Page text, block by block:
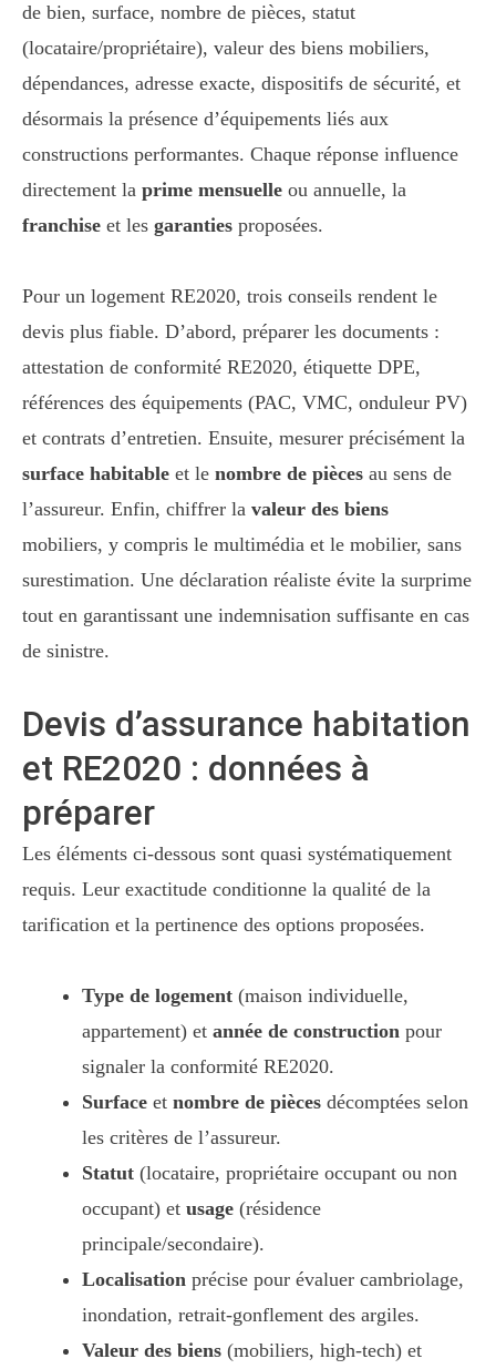
de bien, surface, nombre de pièces, statut
(locataire/propriétaire), valeur des biens mobiliers,
dépendances, adresse exacte, dispositifs de sécurité, et
désormais la présence d’équipements liés aux
constructions performantes. Chaque réponse influence
directement la prime mensuelle ou annuelle, la
franchise et les garanties proposées.
Pour un logement RE2020, trois conseils rendent le
devis plus fiable. D’abord, préparer les documents :
attestation de conformité RE2020, étiquette DPE,
références des équipements (PAC, VMC, onduleur PV)
et contrats d’entretien. Ensuite, mesurer précisément la
surface habitable et le nombre de pièces au sens de
l’assureur. Enfin, chiffrer la valeur des biens
mobiliers, y compris le multimédia et le mobilier, sans
surestimation. Une déclaration réaliste évite la surprime
tout en garantissant une indemnisation suffisante en cas
de sinistre.
Devis d’assurance habitation
et RE2020 : données à
préparer
Les éléments ci-dessous sont quasi systématiquement
requis. Leur exactitude conditionne la qualité de la
tarification et la pertinence des options proposées.
Type de logement (maison individuelle,
appartement) et année de construction pour
signaler la conformité RE2020.
Surface et nombre de pièces décomptées selon
les critères de l’assureur.
Statut (locataire, propriétaire occupant ou non
occupant) et usage (résidence
principale/secondaire).
Localisation précise pour évaluer cambriolage,
inondation, retrait-gonflement des argiles.
Valeur des biens (mobiliers, high-tech) et